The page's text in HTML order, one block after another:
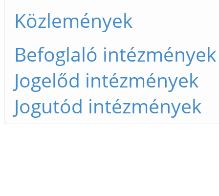
Közlemények
Befoglaló intézmények
Jogelőd intézmények
Jogutód intézmények